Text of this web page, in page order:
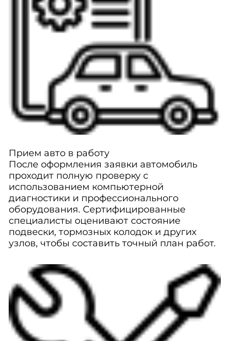
Прием авто в работу
После оформления заявки автомобиль
проходит полную проверку с
использованием компьютерной
диагностики и профессионального
оборудования. Сертифицированные
специалисты оценивают состояние
подвески, тормозных колодок и других
узлов, чтобы составить точный план работ.